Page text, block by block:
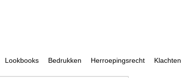
Lookbooks Bedrukken Herroepingsrecht Klachten